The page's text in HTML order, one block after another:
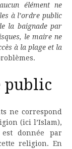
élément ne
à l’ordre public
la baignade par
le maire ne
à la plage et la
public
ne correspond
(ici l’Islam),
donnée par
religion. En